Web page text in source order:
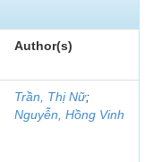
Author(s)
Trần, Thị Nữ;
Nguyễn, Hồng Vinh